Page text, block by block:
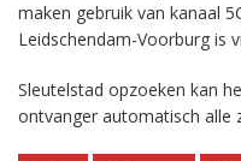
maken gebruik van kanaal
Leidschendam-Voorburg is
Sleutelstad opzoeken kan
ontvanger automatisch alle